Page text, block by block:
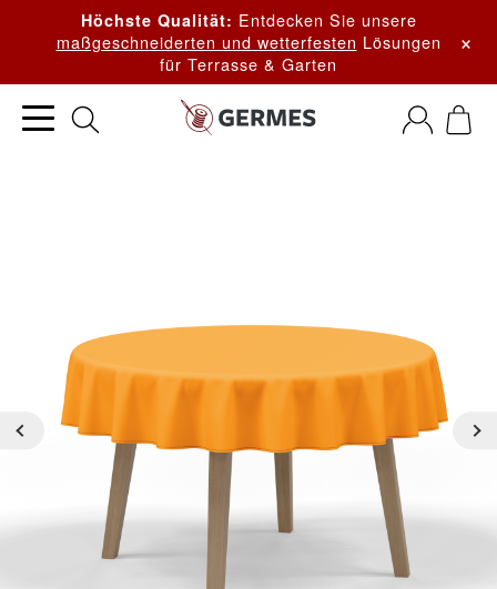
Höchste Qualität: Entdecken Sie unsere
maßgeschneiderten und wetterfesten Lösungen
für Terrasse & Garten
×